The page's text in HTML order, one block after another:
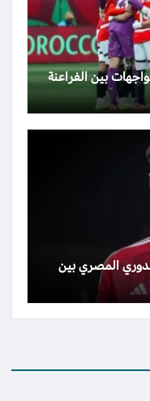
بين الفراعنة
المصري بين